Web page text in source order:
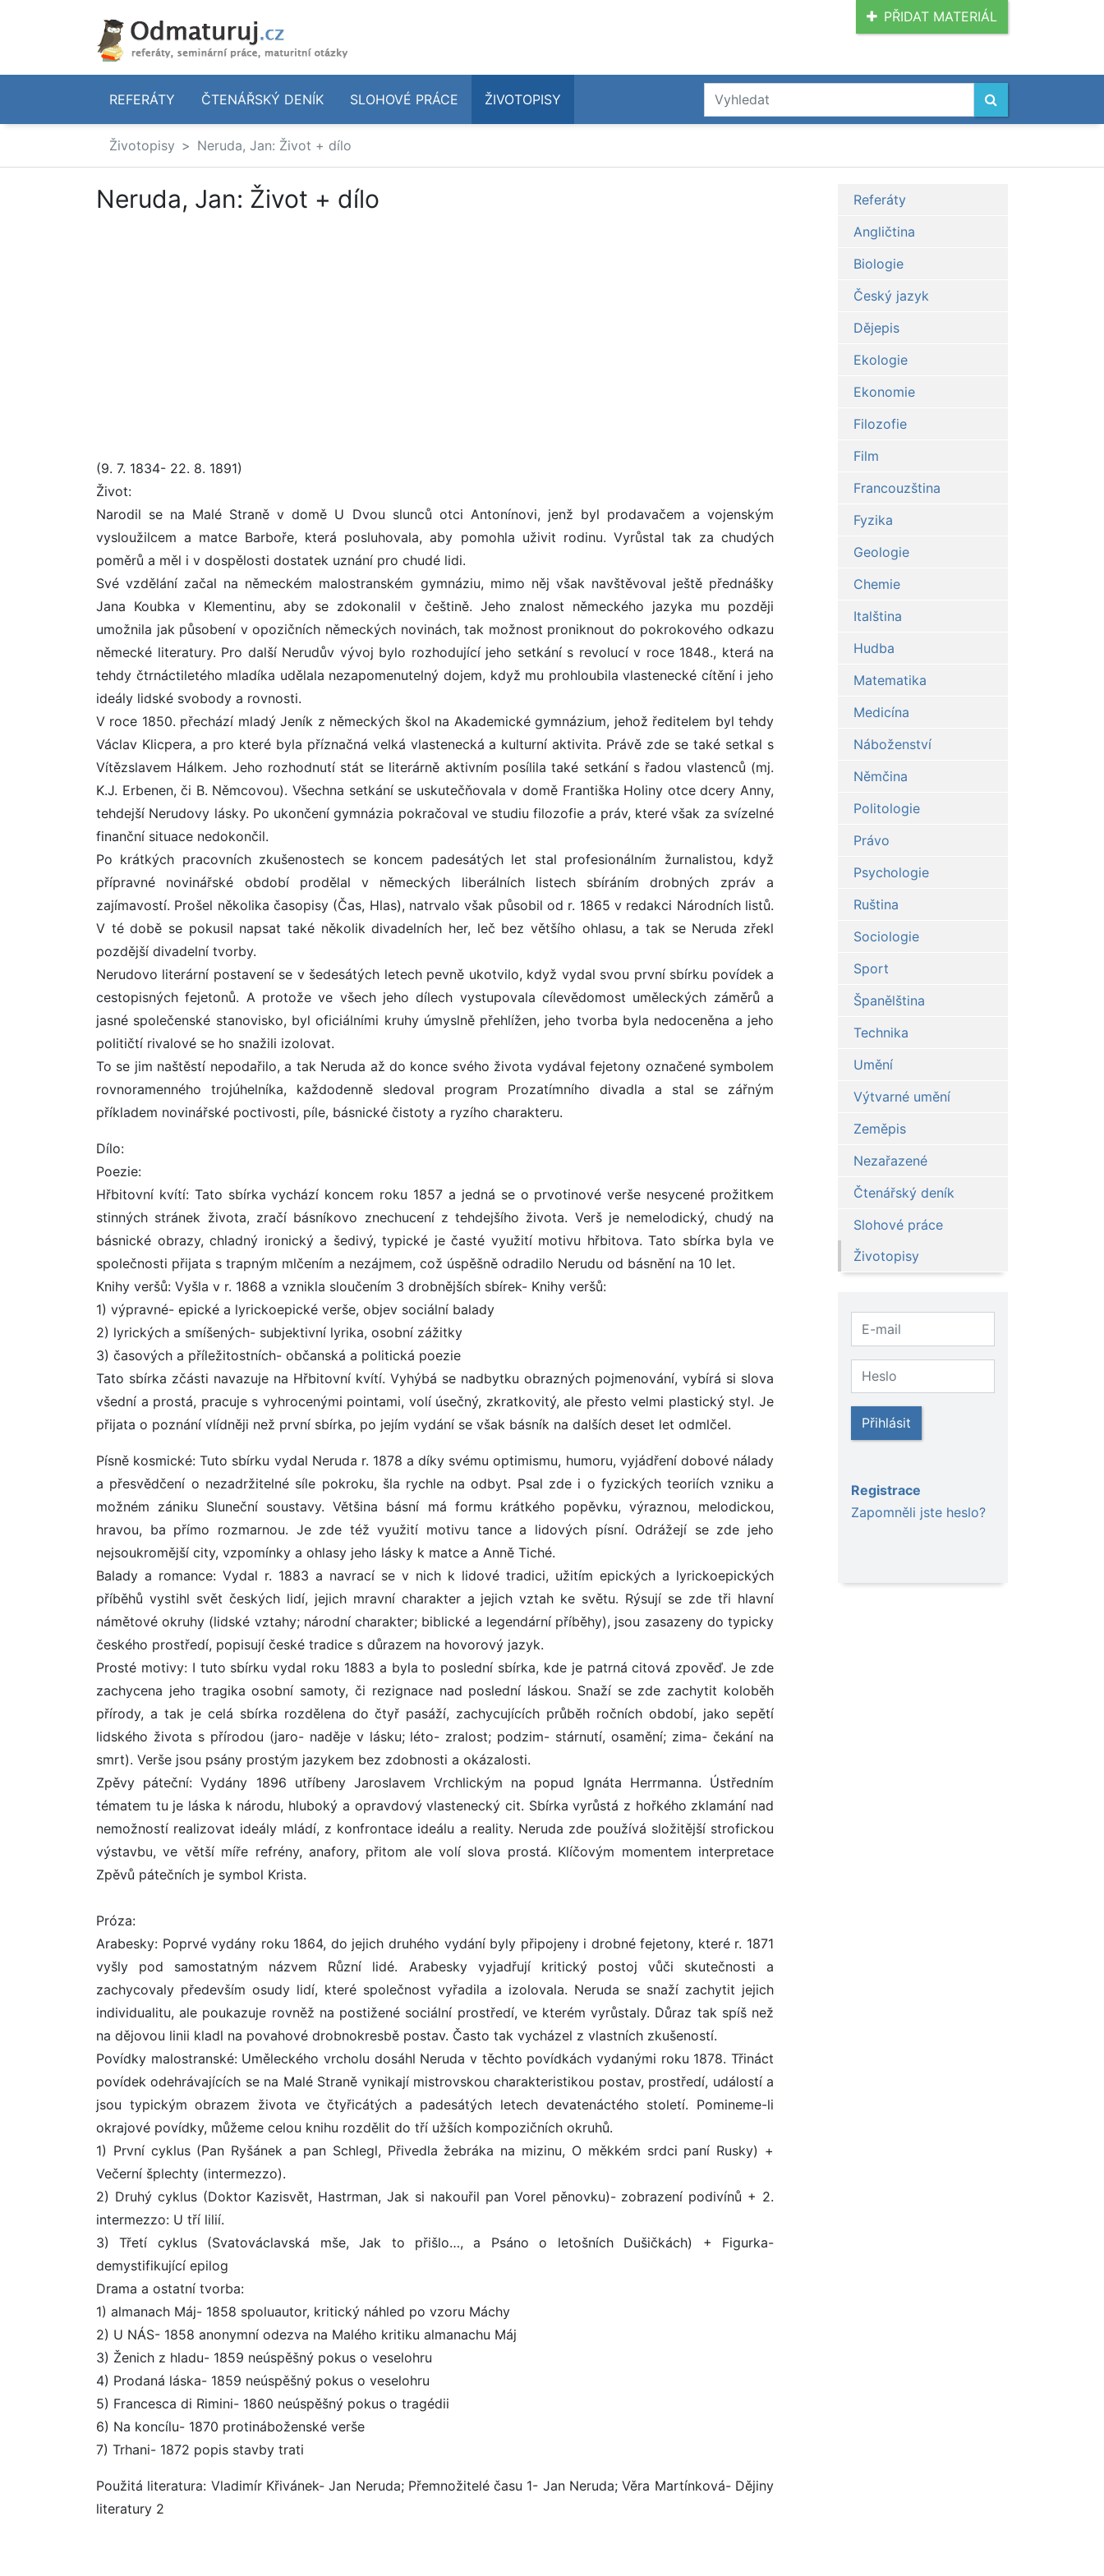
PŘIDAT MATERIÁL
REFERÁTY ČTENÁŘSKÝ DENÍK SLOHOVÉ PRÁCE ŽIVOTOPISY
Životopisy Neruda, Jan: Život + dílo
Neruda, Jan: Život + dílo
(9. 7. 1834- 22. 8. 1891)
Život:
Narodil se na Malé Straně v domě U Dvou slunců otci Antonínovi, jenž byl prodavačem a vojenským
vysloužilcem a matce Barboře, která posluhovala, aby pomohla uživit rodinu. Vyrůstal tak za chudých
poměrů a měl i v dospělosti dostatek uznání pro chudé lidi.
Své vzdělání začal na německém malostranském gymnáziu, mimo něj však navštěvoval ještě přednášky
Jana Koubka v Klementinu, aby se zdokonalil v češtině. Jeho znalost německého jazyka mu později
umožnila jak působení v opozičních německých novinách, tak možnost proniknout do pokrokového odkazu
německé literatury. Pro další Nerudův vývoj bylo rozhodující jeho setkání s revolucí v roce 1848., která na
tehdy čtrnáctiletého mladíka udělala nezapomenutelný dojem, když mu prohloubila vlastenecké cítění i jeho
ideály lidské svobody a rovnosti.
V roce 1850. přechází mladý Jeník z německých škol na Akademické gymnázium, jehož ředitelem byl tehdy
Václav Klicpera, a pro které byla příznačná velká vlastenecká a kulturní aktivita. Právě zde se také setkal s
Vítězslavem Hálkem. Jeho rozhodnutí stát se literárně aktivním posílila také setkání s řadou vlastenců (mj.
K.J. Erbenen, či B. Němcovou). Všechna setkání se uskutečňovala v domě Františka Holiny otce dcery Anny,
tehdejší Nerudovy lásky. Po ukončení gymnázia pokračoval ve studiu filozofie a práv, které však za svízelné
finanční situace nedokončil.
Po krátkých pracovních zkušenostech se koncem padesátých let stal profesionálním žurnalistou, když
přípravné novinářské období prodělal v německých liberálních listech sbíráním drobných zpráv a
zajímavostí. Prošel několika časopisy (Čas, Hlas), natrvalo však působil od r. 1865 v redakci Národních listů.
V té době se pokusil napsat také několik divadelních her, leč bez většího ohlasu, a tak se Neruda zřekl
pozdější divadelní tvorby.
Nerudovo literární postavení se v šedesátých letech pevně ukotvilo, když vydal svou první sbírku povídek a
cestopisných fejetonů. A protože ve všech jeho dílech vystupovala cílevědomost uměleckých záměrů a
jasné společenské stanovisko, byl oficiálními kruhy úmyslně přehlížen, jeho tvorba byla nedoceněna a jeho
političtí rivalové se ho snažili izolovat.
To se jim naštěstí nepodařilo, a tak Neruda až do konce svého života vydával fejetony označené symbolem
rovnoramenného trojúhelníka, každodenně sledoval program Prozatímního divadla a stal se zářným
příkladem novinářské poctivosti, píle, básnické čistoty a ryzího charakteru.
Dílo:
Poezie:
Hřbitovní kvítí: Tato sbírka vychází koncem roku 1857 a jedná se o prvotinové verše nesycené prožitkem
stinných stránek života, zračí básníkovo znechucení z tehdejšího života. Verš je nemelodický, chudý na
básnické obrazy, chladný ironický a šedivý, typické je časté využití motivu hřbitova. Tato sbírka byla ve
společnosti přijata s trapným mlčením a nezájmem, což úspěšně odradilo Nerudu od básnění na 10 let.
Knihy veršů: Vyšla v r. 1868 a vznikla sloučením 3 drobnějších sbírek- Knihy veršů:
1) výpravné- epické a lyrickoepické verše, objev sociální balady
2) lyrických a smíšených- subjektivní lyrika, osobní zážitky
3) časových a příležitostních- občanská a politická poezie
Tato sbírka zčásti navazuje na Hřbitovní kvítí. Vyhýbá se nadbytku obrazných pojmenování, vybírá si slova
všední a prostá, pracuje s vyhrocenými pointami, volí úsečný, zkratkovitý, ale přesto velmi plastický styl. Je
přijata o poznání vlídněji než první sbírka, po jejím vydání se však básník na dalších deset let odmlčel.
Písně kosmické: Tuto sbírku vydal Neruda r. 1878 a díky svému optimismu, humoru, vyjádření dobové nálady
a přesvědčení o nezadržitelné síle pokroku, šla rychle na odbyt. Psal zde i o fyzických teoriích vzniku a
možném zániku Sluneční soustavy. Většina básní má formu krátkého popěvku, výraznou, melodickou,
hravou, ba přímo rozmarnou. Je zde též využití motivu tance a lidových písní. Odrážejí se zde jeho
nejsoukromější city, vzpomínky a ohlasy jeho lásky k matce a Anně Tiché.
Balady a romance: Vydal r. 1883 a navrací se v nich k lidové tradici, užitím epických a lyrickoepických
příběhů vystihl svět českých lidí, jejich mravní charakter a jejich vztah ke světu. Rýsují se zde tři hlavní
námětové okruhy (lidské vztahy; národní charakter; biblické a legendární příběhy), jsou zasazeny do typicky
českého prostředí, popisují české tradice s důrazem na hovorový jazyk.
Prosté motivy: I tuto sbírku vydal roku 1883 a byla to poslední sbírka, kde je patrná citová zpověď. Je zde
zachycena jeho tragika osobní samoty, či rezignace nad poslední láskou. Snaží se zde zachytit koloběh
přírody, a tak je celá sbírka rozdělena do čtyř pasáží, zachycujících průběh ročních období, jako sepětí
lidského života s přírodou (jaro- naděje v lásku; léto- zralost; podzim- stárnutí, osamění; zima- čekání na
smrt). Verše jsou psány prostým jazykem bez zdobnosti a okázalosti.
Zpěvy páteční: Vydány 1896 utříbeny Jaroslavem Vrchlickým na popud Ignáta Herrmanna. Ústředním
tématem tu je láska k národu, hluboký a opravdový vlastenecký cit. Sbírka vyrůstá z hořkého zklamání nad
nemožností realizovat ideály mládí, z konfrontace ideálu a reality. Neruda zde používá složitější strofickou
výstavbu, ve větší míře refrény, anafory, přitom ale volí slova prostá. Klíčovým momentem interpretace
Zpěvů pátečních je symbol Krista.
Próza:
Arabesky: Poprvé vydány roku 1864, do jejich druhého vydání byly připojeny i drobné fejetony, které r. 1871
vyšly pod samostatným názvem Různí lidé. Arabesky vyjadřují kritický postoj vůči skutečnosti a
zachycovaly především osudy lidí, které společnost vyřadila a izolovala. Neruda se snaží zachytit jejich
individualitu, ale poukazuje rovněž na postižené sociální prostředí, ve kterém vyrůstaly. Důraz tak spíš než
na dějovou linii kladl na povahové drobnokresbě postav. Často tak vycházel z vlastních zkušeností.
Povídky malostranské: Uměleckého vrcholu dosáhl Neruda v těchto povídkách vydanými roku 1878. Třináct
povídek odehrávajících se na Malé Straně vynikají mistrovskou charakteristikou postav, prostředí, událostí a
jsou typickým obrazem života ve čtyřicátých a padesátých letech devatenáctého století. Pomineme-li
okrajové povídky, můžeme celou knihu rozdělit do tří užších kompozičních okruhů.
1) První cyklus (Pan Ryšánek a pan Schlegl, Přivedla žebráka na mizinu, O měkkém srdci paní Rusky) +
Večerní šplechty (intermezzo).
2) Druhý cyklus (Doktor Kazisvět, Hastrman, Jak si nakouřil pan Vorel pěnovku)- zobrazení podivínů + 2.
intermezzo: U tří lilií.
3) Třetí cyklus (Svatováclavská mše, Jak to přišlo…, a Psáno o letošních Dušičkách) + Figurka-
demystifikující epilog
Drama a ostatní tvorba:
1) almanach Máj- 1858 spoluautor, kritický náhled po vzoru Máchy
2) U NÁS- 1858 anonymní odezva na Malého kritiku almanachu Máj
3) Ženich z hladu- 1859 neúspěšný pokus o veselohru
4) Prodaná láska- 1859 neúspěšný pokus o veselohru
5) Francesca di Rimini- 1860 neúspěšný pokus o tragédii
6) Na koncílu- 1870 protináboženské verše
7) Trhani- 1872 popis stavby trati
Použitá literatura: Vladimír Křivánek- Jan Neruda; Přemnožitelé času 1- Jan Neruda; Věra Martínková- Dějiny
literatury 2
Referáty
Angličtina
Biologie
Český jazyk
Dějepis
Ekologie
Ekonomie
Filozofie
Film
Francouzština
Fyzika
Geologie
Chemie
Italština
Hudba
Matematika
Medicína
Náboženství
Němčina
Politologie
Právo
Psychologie
Ruština
Sociologie
Sport
Španělština
Technika
Umění
Výtvarné umění
Zeměpis
Nezařazené
Čtenářský deník
Slohové práce
Životopisy
Přihlásit
Registrace
Zapomněli jste heslo?